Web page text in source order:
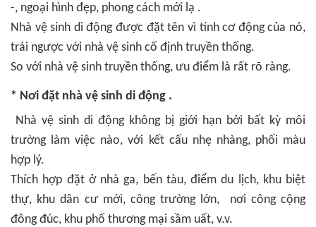
-, ngoại hình đẹp, phong cách mới lạ .
Nhà vệ sinh di động được đặt tên vì tính cơ động của nó,
trái ngược với nhà vệ sinh cố định truyền thống.
So với nhà vệ sinh truyền thống, ưu điểm là rất rõ ràng.
* Nơi đặt nhà vệ sinh di động .
Nhà vệ sinh di động không bị giới hạn bởi bất kỳ môi
trường làm việc nào, với kết cấu nhẹ nhàng, phối màu
hợp lý.
Thích hợp đặt ở nhà ga, bến tàu, điểm du lịch, khu biệt
thự, khu dân cư mới, công trường lớn, nơi công cộng
đông đúc, khu phố thương mại sầm uất, v.v.